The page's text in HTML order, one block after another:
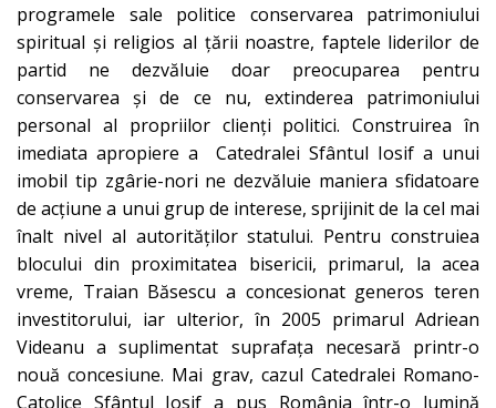
programele sale politice conservarea patrimoniului
spiritual şi religios al ţării noastre, faptele liderilor de
partid ne dezvăluie doar preocuparea pentru
conservarea şi de ce nu, extinderea patrimoniului
personal al propriilor clienţi politici. Construirea în
imediata apropiere a Catedralei Sfântul Iosif a unui
imobil tip zgârie-nori ne dezvăluie maniera sfidatoare
de acţiune a unui grup de interese, sprijinit de la cel mai
înalt nivel al autorităţilor statului. Pentru construiea
blocului din proximitatea bisericii, primarul, la acea
vreme, Traian Băsescu a concesionat generos teren
investitorului, iar ulterior, în 2005 primarul Adriean
Videanu a suplimentat suprafaţa necesară printr-o
nouă concesiune. Mai grav, cazul Catedralei Romano-
Catolice Sfântul Iosif a pus România într-o lumină